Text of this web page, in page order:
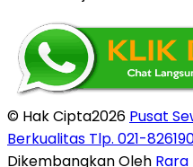
© Hak Cipta2026 Pusat
Berkualitas Tlp. 021-
Dikembangkan Oleh